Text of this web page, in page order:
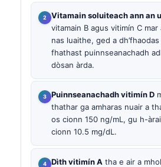
Vitamain soluiteach ann an
vitamain B agus vitimín C mar
nas luaithe, ged a
fhathast puinnseanachadh
dòsan àrda.
Puinnseanachadh vitimín D
thathar ga amharas nuair a
os cionn 150 ng/mL, gu h-
cionn 10.5 mg/dL.
Dìth vitimín A tha e air a